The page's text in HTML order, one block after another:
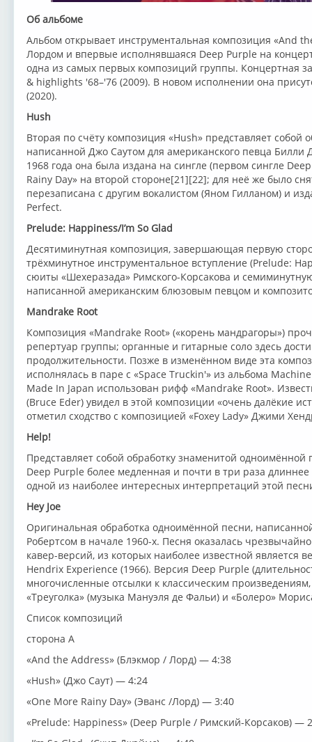
Об альбоме
Альбом открывает инструментальная композиция «And
Лордом и впервые исполнявшаяся Deep Purple на
одна из самых первых композиций группы. Концертная
& highlights '68–'76 (2009). В новом исполнении она
(2020).
Hush
Вторая по счёту композиция «Hush» представляет собой
написанной Джо Саутом для американского певца Билли
1968 года она была издана на сингле (первом сингле
Rainy Day» на второй стороне[21][22]; для неё же было
перезаписана с другим вокалистом (Яном Гилланом) и
Perfect.
Prelude: Happiness/I’m So Glad
Десятиминутная композиция, завершающая первую
трёхминутное инструментальное вступление (Prelude:
сюиты «Шехеразада» Римского-Корсакова и
написанной американским блюзовым певцом и
Mandrake Root
Композиция «Mandrake Root» («корень мандрагоры»)
репертуар группы; органные и гитарные соло здесь
продолжительности. Позже в изменённом виде эта
исполнялась в паре с «Space Truckin'» из альбома
Made In Japan использован рифф «Mandrake Root».
(Bruce Eder) увидел в этой композиции «очень далёкие
отметил сходство с композицией «Foxey Lady» Джими
Help!
Представляет собой обработку знаменитой
Deep Purple более медленная и почти в три раза
одной из наиболее интересных интерпретаций этой
Hey Joe
Оригинальная обработка одноимённой песни,
Робертсом в начале 1960-х. Песня оказалась
кавер-версий, из которых наиболее известной является
Hendrix Experience (1966). Версия Deep Purple
многочисленные отсылки к классическим
«Треуголка» (музыка Мануэля де Фальи) и «Болеро»
Список композиций
сторона А
«And the Address» (Блэкмор / Лорд) — 4:38
«Hush» (Джо Саут) — 4:24
«One More Rainy Day» (Эванс /Лорд) — 3:40
«Prelude: Happiness» (Deep Purple / Римский-Корсаков) —